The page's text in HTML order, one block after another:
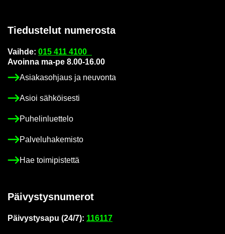
Tie­dus­te­lut nu­me­ros­ta
Vaih­de: 015 411 4100
Avoin­na ma-pe 8.00-16.00
Asia­kas­oh­jaus ja neu­von­ta
Asioi säh­köi­ses­ti
Pu­he­lin­luet­te­lo
Pal­ve­lu­ha­ke­mis­to
Hae toi­mi­pis­tet­tä
Päi­vys­tys­nu­me­rot
Päi­vys­tys­a­pu (24/7): 116117